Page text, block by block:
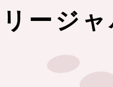
リージ